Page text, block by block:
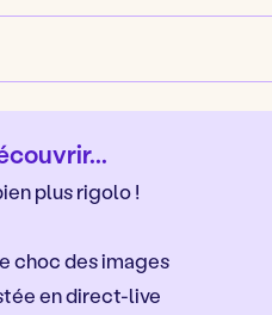
plus rigolo !
choc des images
en direct-live